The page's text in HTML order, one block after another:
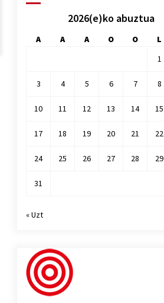
2026(e)ko abuztua
A A A O O L
1
3 4 5 6 7 8
10 11 12 13 14 15
17 18 19 20 21 22
24 25 26 27 28 29
31
« Uzt